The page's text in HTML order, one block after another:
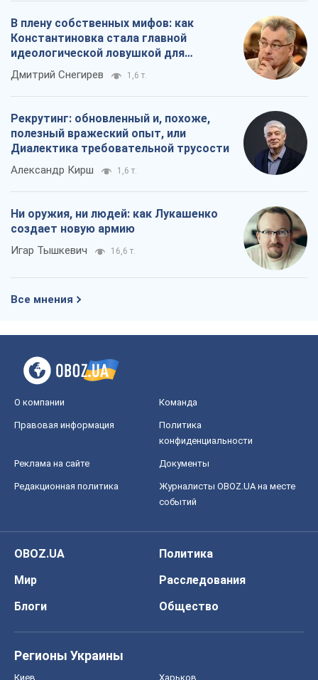
В плену собственных мифов: как
Константиновка стала главной
идеологической ловушкой для
российских оккупантов
Дмитрий Снегирев 1,6 т.
Рекрутинг: обновленный и, похоже,
полезный вражеский опыт, или
Диалектика требовательной трусости
Александр Кирш 1,6 т.
Ни оружия, ни людей: как Лукашенко
создает новую армию
Игар Тышкевич 16,6 т.
Все мнения
О компании Команда
Правовая информация
Политика
конфиденциальности
Реклама на сайте Документы
Редакционная политика
Журналисты OBOZ.UA на месте
событий
OBOZ.UA
Политика
Мир
Расследования
Блоги
Общество
Регионы Украины
Киев Харьков